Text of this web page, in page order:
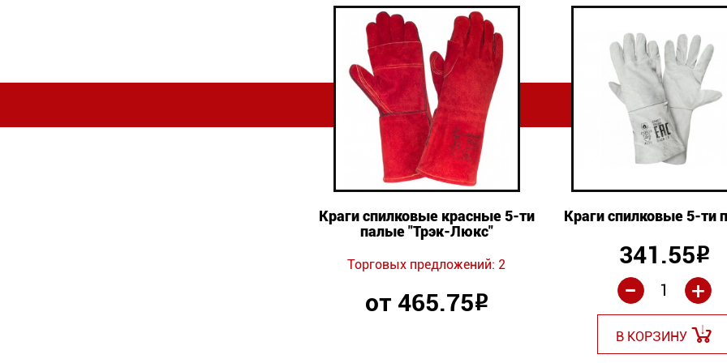
Краги спилковые красные 5-ти
палые "Трэк-Люкс"
Торговых предложений: 2
от 465.75Р
Краги спилковые 5-ти
341.55Р
+
-
В КОРЗИНУ